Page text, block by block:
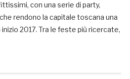
con una serie di party,
rendono la capitale toscana una
2017. Tra le feste più ricercate,